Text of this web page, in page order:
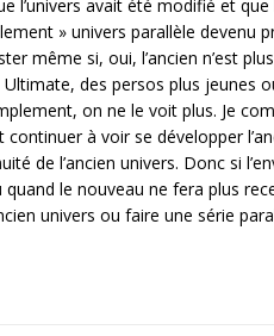
l’univers avait été modifié et que
» univers parallèle devenu
même si, oui, l’ancien n’est
Ultimate, des persos plus jeunes
on ne le voit plus. Je
à voir se développer
de l’ancien univers. Donc si
quand le nouveau ne fera plus
univers ou faire une série